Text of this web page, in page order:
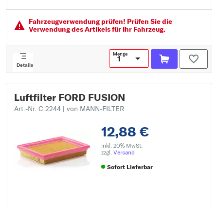
Höhe [mm]: 65
Fahrzeugver­wendung prüfen! Prüfen Sie die
Verwendung des Artikels für Ihr Fahrzeug.
Details
Menge
Luftfilter FORD FUSION
Art.-Nr. C 2244 | von MANN-FILTER
12,88 €
inkl. 20% MwSt.
zzgl. Versand
Sofort Lieferbar